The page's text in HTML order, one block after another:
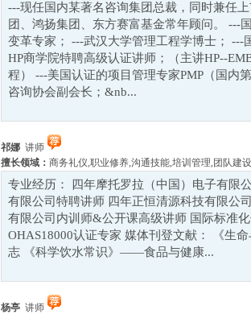
---现任国内某著名咨询集团总裁，同时兼任
团、鸿扬集团、东方赛富基金常年顾问。 ---
变革专家； ---武汉大学管理工程学博士； ---
HP商学院特聘高级认证讲师；（主讲HP--
程） ---美国认证的项目管理专家PMP（国内
咨询协会副会长；&nb...
祁娜 讲师
擅长领域： 商务礼仪,职业修养,沟通技能,培训管理, 团队建设
专业经历： 四年摩托罗拉（中国）电子有限
有限公司特聘讲师 四年正恒清源科技有限公
有限公司内训师&公开课高级讲师 国际标准
OHAS18000认证专家 媒体刊登文献： 《生
志 《科学饮水常识》——食品与健康...
杨亭 讲师